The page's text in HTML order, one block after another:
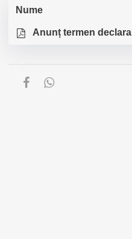
Nume
Anunț termen